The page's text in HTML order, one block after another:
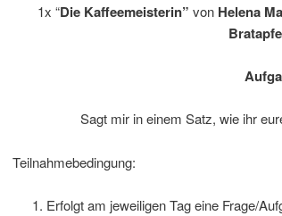
1x “Die Kaffeemeisterin” von Helena
Sagt mir in einem Satz, wie ihr
Teilnahmebedingung:
Erfolgt am jeweiligen Tag eine Frage/